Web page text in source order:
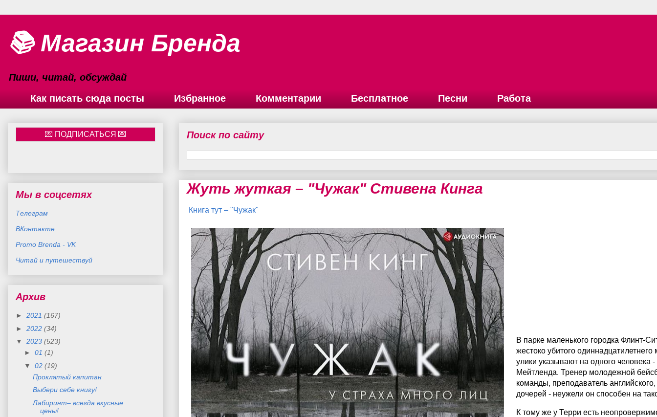
📚 Магазин Бренда
Пиши, читай, обсуждай
Как писать сюда посты
Избранное Комментарии Бесплатное Песни Работа
Поиск по сайту
Жуть жуткая – "Чужак" Стивена Кинга
Книга тут – "Чужак"
В парке маленького городка Флинт-
жестоко убитого одиннадцатилетнего
улики указывают на одного человека
Мейтленда. Тренер молодежной
команды, преподаватель
дочерей - неужели он способен на
К тому же у Терри есть
Мы в соцсетях
Телеграм
ВКонтакте
Promo Brenda - VK
Читай и путешествуй
Архив
► 2021 (167)
► 2022 (34)
▼ 2023 (523)
► 01 (1)
▼ 02 (19)
Проклятый капитан
Выбери себе книгу!
Лабиринт– всегда вкусные
цены!